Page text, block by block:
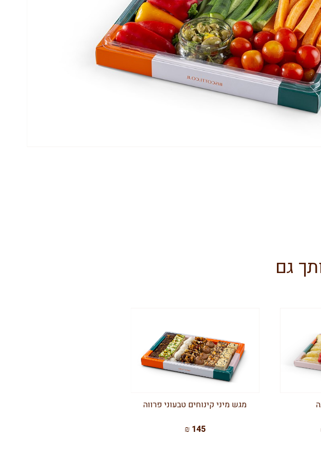
גם
מגש מיני קינוחים טבעוני פרווה
145 ₪